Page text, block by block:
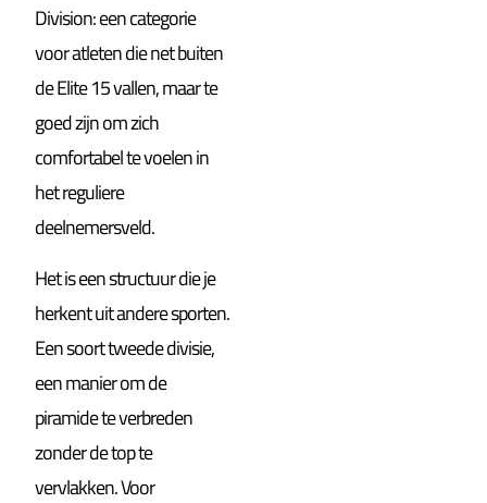
Division: een categorie
voor atleten die net buiten
de Elite 15 vallen, maar te
goed zijn om zich
comfortabel te voelen in
het reguliere
deelnemersveld.
Het is een structuur die je
herkent uit andere sporten.
Een soort tweede divisie,
een manier om de
piramide te verbreden
zonder de top te
vervlakken. Voor